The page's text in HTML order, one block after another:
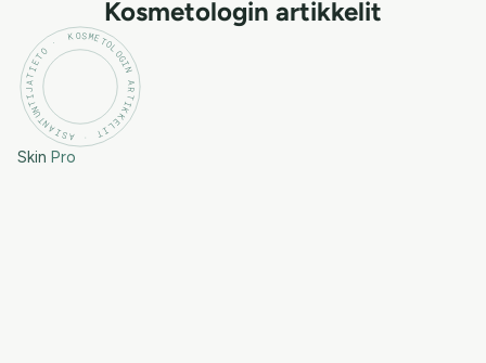
Kosmetologin artikkelit
KOSMETOLOGIN ARTIKKELIT · ASIANTUNTIJATIETO ·
Skin Pro